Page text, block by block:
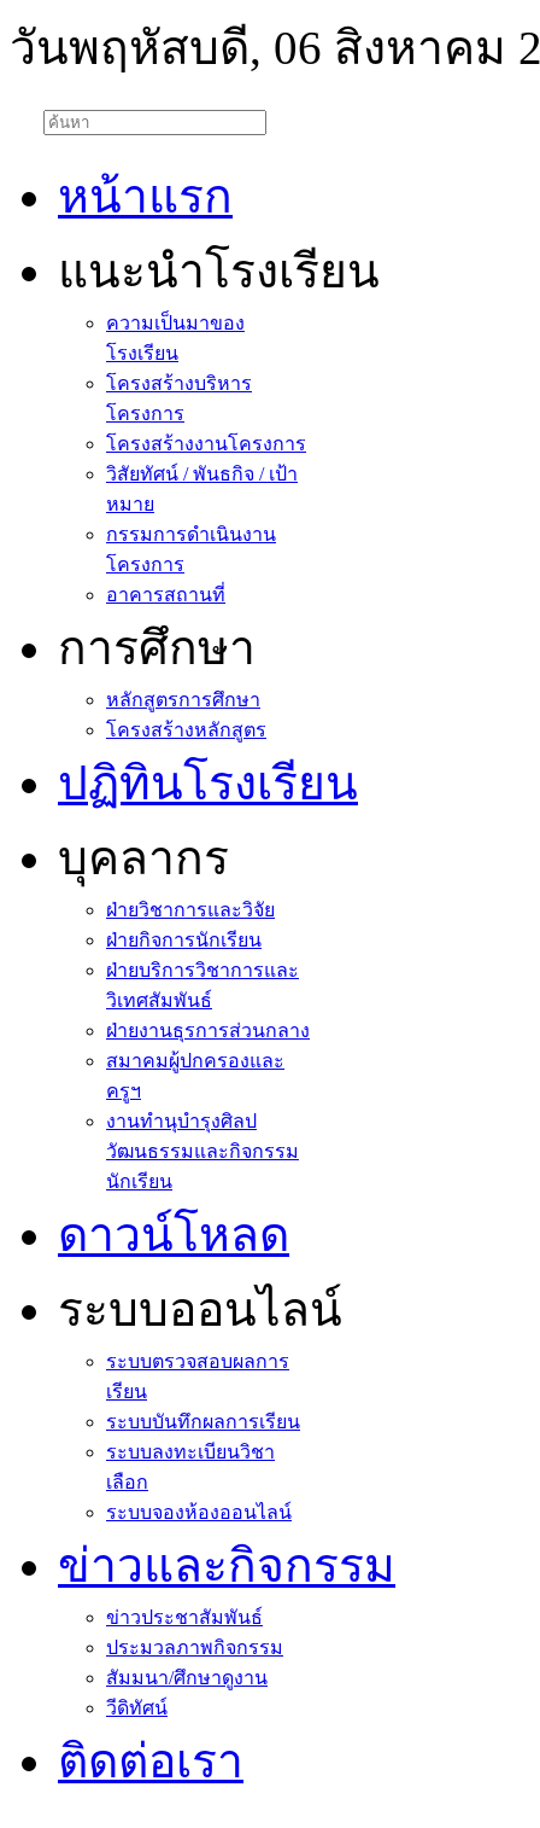
วันพฤหัสบดี, 06 สิงหาคม
หน้าแรก
แนะนำโรงเรียน
ความเป็นมาของ
โรงเรียน
โครงสร้างบริหาร
โครงการ
โครงสร้างงานโครงการ
วิสัยทัศน์ / พันธกิจ / เป้า
หมาย
กรรมการดำเนินงาน
โครงการ
อาคารสถานที่
การศึกษา
หลักสูตรการศึกษา
โครงสร้างหลักสูตร
ปฏิทินโรงเรียน
บุคลากร
ฝ่ายวิชาการและวิจัย
ฝ่ายกิจการนักเรียน
ฝ่ายบริการวิชาการและ
วิเทศสัมพันธ์
ฝ่ายงานธุรการส่วนกลาง
สมาคมผู้ปกครองและ
ครูฯ
งานทำนุบำรุงศิลป
วัฒนธรรมและกิจกรรม
นักเรียน
ดาวน์โหลด
ระบบออนไลน์
ระบบตรวจสอบผลการ
เรียน
ระบบบันทึกผลการเรียน
ระบบลงทะเบียนวิชา
เลือก
ระบบจองห้องออนไลน์
ข่าวและกิจกรรม
ข่าวประชาสัมพันธ์
ประมวลภาพกิจกรรม
สัมมนา/ศึกษาดูงาน
วีดิทัศน์
ติดต่อเรา